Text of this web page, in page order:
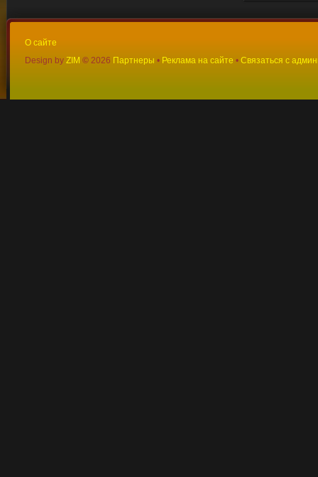
О сайте
Design by ZIM © 2026 Партнеры • Реклама на сайте • Связаться с